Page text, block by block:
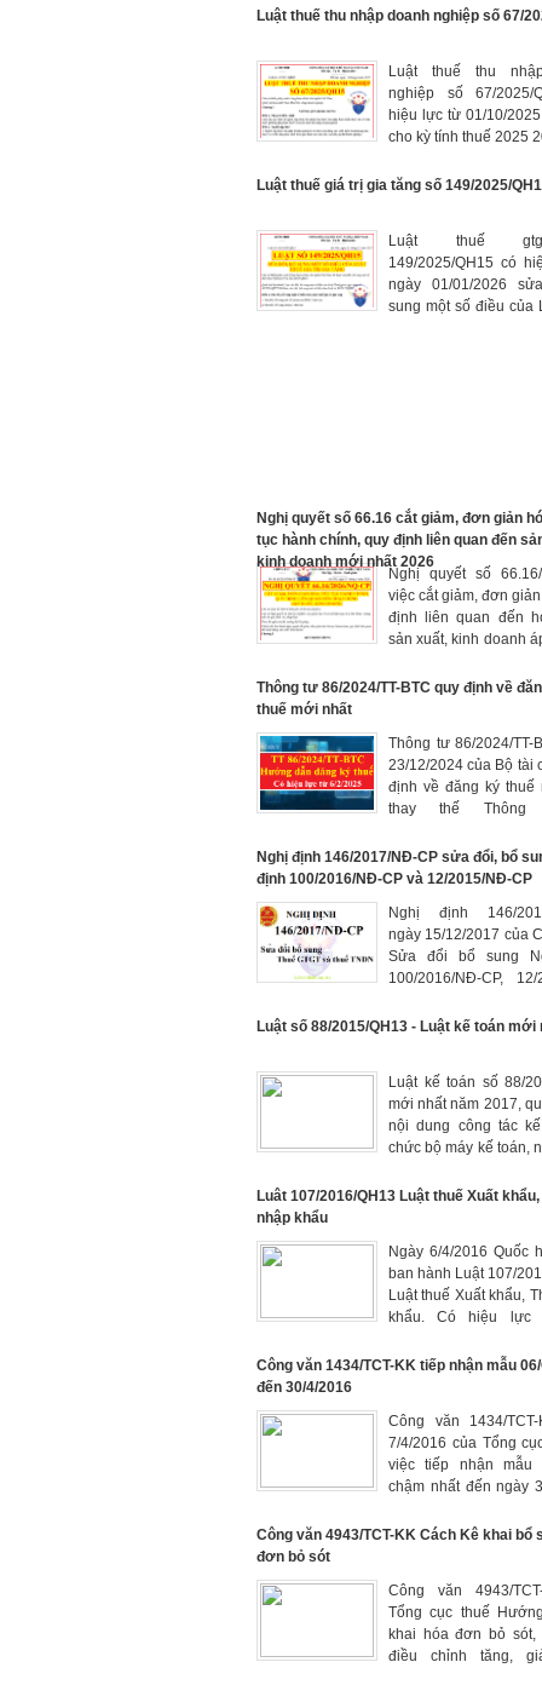
Luật thuế thu nhập doanh nghiệp số 67/
Luật thuế thu
nghiệp số 67/2025/
hiệu lực từ 01/10/
cho kỳ tính thuế 2025
Luật thuế giá trị gia tăng số 149/2025/
Luật thuế
149/2025/QH15 có
ngày 01/01/2026
sung một số điều của
Nghị quyết số 66.16 cắt giảm, đơn giản
tục hành chính, quy định liên quan đến
kinh doanh mới nhất 2026
Nghị quyết số
việc cắt giảm, đơn
định liên quan đến
sản xuất, kinh doanh
hết ngày 28 tháng 02
Thông tư 86/2024/TT-BTC quy định về
thuế mới nhất
Thông tư 86/2024/TT-
23/12/2024 của Bộ tài
định về đăng ký thuế
thay thế
ngày 6/2/2025
Nghị định 146/2017/NĐ-CP sửa đổi, bổ
định 100/2016/NĐ-CP và 12/2015/NĐ-CP
Nghị định 146/
ngày 15/12/2017 của
Sửa đổi bổ sung
100/2016/NĐ-CP, 12/
TNDN.
Luật số 88/2015/QH13 - Luật kế toán mới
Luật kế toán số 88/
mới nhất năm 2017,
nội dung công tác
chức bộ máy kế toán,
dịch vụ kế toán,
Luât 107/2016/QH13 Luật thuế Xuất
nhập khẩu
Ngày 6/4/2016 Quốc
ban hành Luật 107/
Luật thuế Xuất khẩu,
khẩu. Có hiệu lực
Công văn 1434/TCT-KK tiếp nhận mẫu 06/
đến 30/4/2016
Công văn 1434/
7/4/2016 của Tổng
việc tiếp nhận mẫu
chậm nhất đến ngày
Công văn 4943/TCT-KK Cách Kê khai bổ
đơn bỏ sót
Công văn 4943/
Tổng cục thuế
khai hóa đơn bỏ sót,
điều chỉnh tăng,